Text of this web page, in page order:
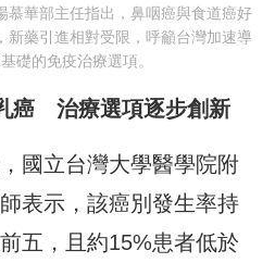
慕華部主任指出，鼻咽癌與食道癌好
新藥引進相對受限，呼籲台灣加速導
礎的免疫治療選項。
癌 治療選項逐步創新
國立台灣大學醫學院附
表示，該癌別發生率持
五，且約15%患者低於